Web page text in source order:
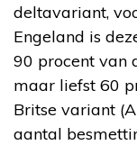
deltavariant,
Engeland is
90 procent van
maar liefst 60
Britse variant
aantal